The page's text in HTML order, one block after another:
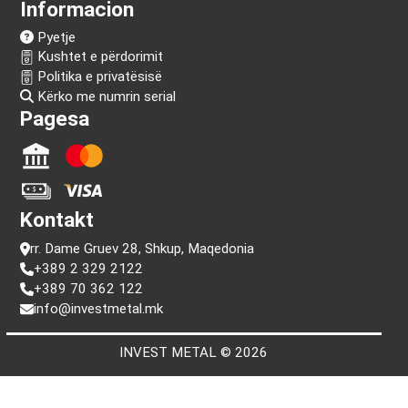
Na ndiq!
Informacion
Pyetje
Kushtet e përdorimit
Politika e privatësisë
Kërko me numrin serial
Pagesa